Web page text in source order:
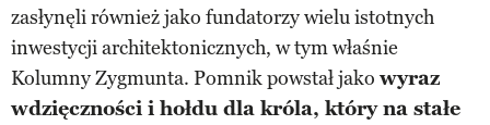
zasłynęli również jako fundatorzy wielu istotnych
inwestycji architektonicznych, w tym właśnie
Kolumny Zygmunta. Pomnik powstał jako wyraz
wdzięczności i hołdu dla króla, który na stałe